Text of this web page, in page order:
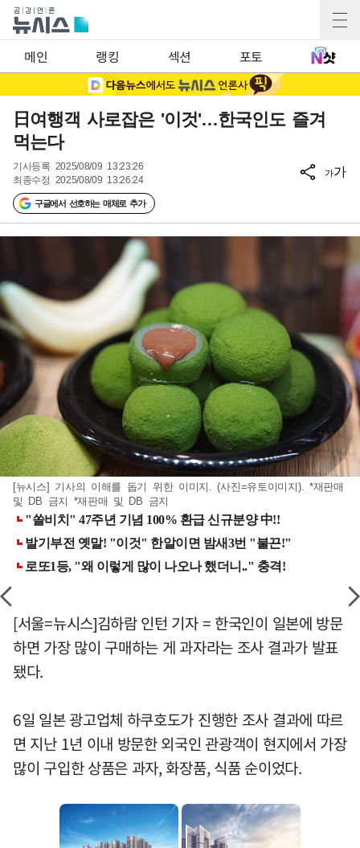
메인 랭킹 섹션 포토
日여행객 사로잡은 '이것'…한국인도 즐겨
먹는다
기사등록 2025/08/09 13:23:26
최종수정 2025/08/09 13:26:24
구글에서 선호하는 매체로 추가
가가
[뉴시스] 기사의 이해를 돕기 위한 이미지. (사진=유토이미지). *재판매
및 DB 금지 *재판매 및 DB 금지
[서울=뉴시스]김하람 인턴 기자 = 한국인이 일본에 방문
하면 가장 많이 구매하는 게 과자라는 조사 결과가 발표
됐다.
6일 일본 광고업체 하쿠호도가 진행한 조사 결과에 따르
면 지난 1년 이내 방문한 외국인 관광객이 현지에서 가장
많이 구입한 상품은 과자, 화장품, 식품 순이었다.